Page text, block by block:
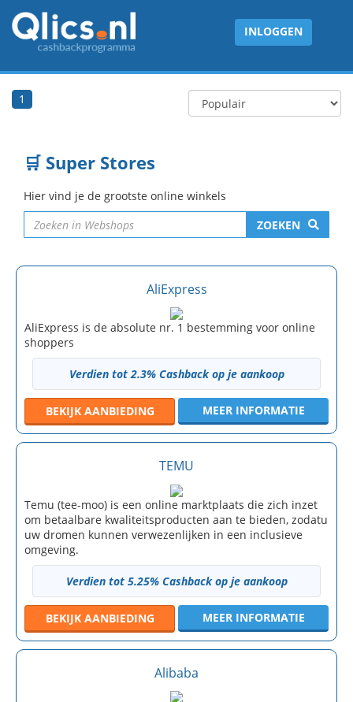
INLOGGEN
1
🛒 Super Stores
Hier vind je de grootste online winkels
ZOEKEN
AliExpress
AliExpress is de absolute nr. 1 bestemming voor online
shoppers
Verdien tot 2.3% Cashback op je aankoop
BEKIJK AANBIEDING MEER INFORMATIE
TEMU
Temu (tee-moo) is een online marktplaats die zich inzet
om betaalbare kwaliteitsproducten aan te bieden, zodatu
uw dromen kunnen verwezenlijken in een inclusieve
omgeving.
Verdien tot 5.25% Cashback op je aankoop
BEKIJK AANBIEDING MEER INFORMATIE
Alibaba